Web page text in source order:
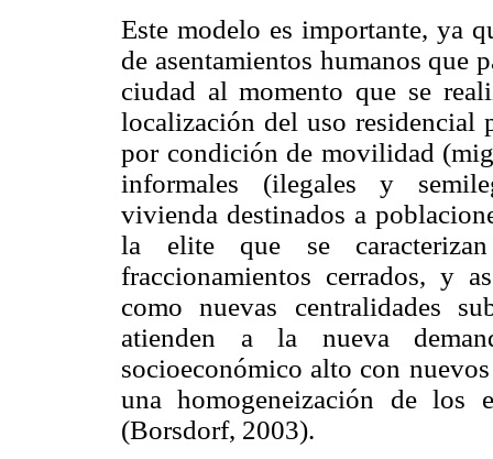
Este modelo es importante, ya
de asentamientos humanos que
ciudad al momento que se
localización del uso residencial
por condición de movilidad
informales (ilegales y
vivienda destinados a
la elite que se
fraccionamientos cerrados, y
como nuevas centralidades
atienden a la nueva
socioeconómico alto con
una homogeneización de los
(Borsdorf, 2003).